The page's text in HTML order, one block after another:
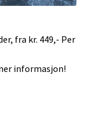
fra kr. 449,- Per
informasjon!